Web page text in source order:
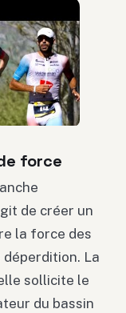
force
de créer un
la force des
La
sollicite le
du bassin